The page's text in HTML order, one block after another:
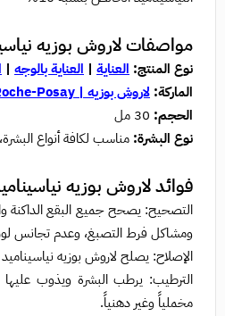
مواصفات لاروش بوزيه
نوع المنتج: العناية | العناية بالوجه |
الماركة: لاروش بوزيه | La Roche-Posay
الحجم: 30 مل
نوع البشرة: مناسب لكافة أنواع
فوائد لاروش بوزيه
التصحيح: يصحح جميع البقع الداكنة
ومشاكل فرط التصبغ، وعدم تجانس
الإصلاح: يصلح لاروش بوزيه نياسيناميد
الترطيب: يرطب البشرة ويذوب عليها
مخملياً وغير دهنياً.